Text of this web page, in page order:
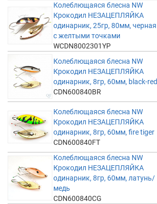
Колеблющаяся блесна NW
Крокодил НЕЗАЦЕПЛЯЙКА
одинарник, 25гр, 80мм, черная
с желтыми точками
WCDN8002301YP
Колеблющаяся блесна NW
Крокодил НЕЗАЦЕПЛЯЙКА
одинарник, 8гр, 60мм, black-red
CDN600840BR
Колеблющаяся блесна NW
Крокодил НЕЗАЦЕПЛЯЙКА
одинарник, 8гр, 60мм, fire tiger
CDN600840FT
Колеблющаяся блесна NW
Крокодил НЕЗАЦЕПЛЯЙКА
одинарник, 8гр, 60мм, латунь/
медь
CDN600840CG